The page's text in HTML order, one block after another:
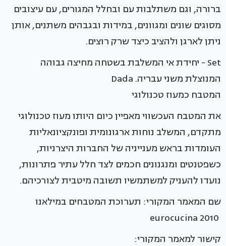
ברורה, וגם משתלבות עם ובחלל המגורים, עם עיצובים
מסוגים שונים ומגוונים, במידות ובגבהים משתנים, אותן
ניתן לארגן ולהציב כיצד שרק רוצים.
Set - יחידת אי המשלבת בשטחה מחיצה גבוהה
המנוצלת משני עבריה. Dada
המטבח כמעוז טכנולוגי
את המטבח העכשווי מאפיין כיום היותו מעוז טכנולוגי
מתקדם, המשלב נוחות ארגונומית ופונקציונאליות
העומדות בראש מענייניה של החברות היצרניות,
כשפטנטים ומנגנונים חכמים לצד חלל עתיר פתרונות,
נועדו להעניק למשתמשיו תשובה מיטבית לצורכיהם.
שם המאמר המקורי: תערוכת המטבחים במילאנו
קישור למאמר המקורי: